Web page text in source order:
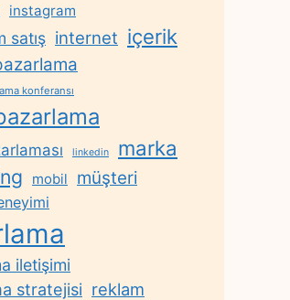
instagram
satış internet içerik
konferansı
linkedin marka
mobil müşteri
iletişimi
stratejisi reklam